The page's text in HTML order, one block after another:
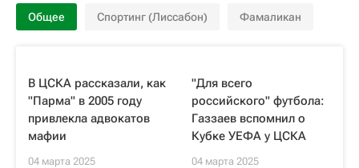
Общее Спортинг (Лиссабон) Фамаликан
В ЦСКА рассказали, как
"Парма" в 2005 году
привлекла адвокатов
мафии
04 марта 2025
"Для всего
российского" футбола:
Газзаев вспомнил о
Кубке УЕФА у ЦСКА
04 марта 2025